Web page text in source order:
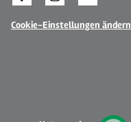
Cookie-Einstellungen ändern